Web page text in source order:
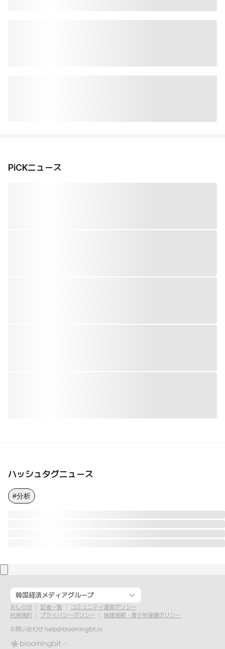
PiCKニュース
ハッシュタグニュース
#分析
韓国経済メディアグループ
おしらせ 記者一覧
コミュニティ運営ポリシー
利用規約
プライバシーポリシー
倫理規範・青少年保護ポリシー
お問い合わせ help@bloomingbit.io